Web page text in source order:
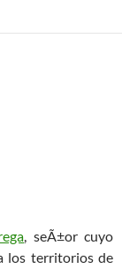
, seÃ±or cuyo
los territorios de